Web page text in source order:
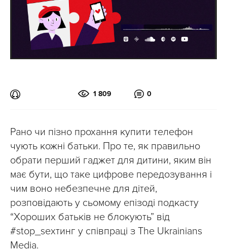
1 809 0
Рано чи пізно прохання купити телефон
чують кожні батьки. Про те, як правильно
обрати перший гаджет для дитини, яким він
має бути, що таке цифрове передозування і
чим воно небезпечне для дітей,
розповідають у сьомому епізоді подкасту
“Хороших батьків не блокують” від
#stop_sexтинг у співпраці з The Ukrainians
Media.